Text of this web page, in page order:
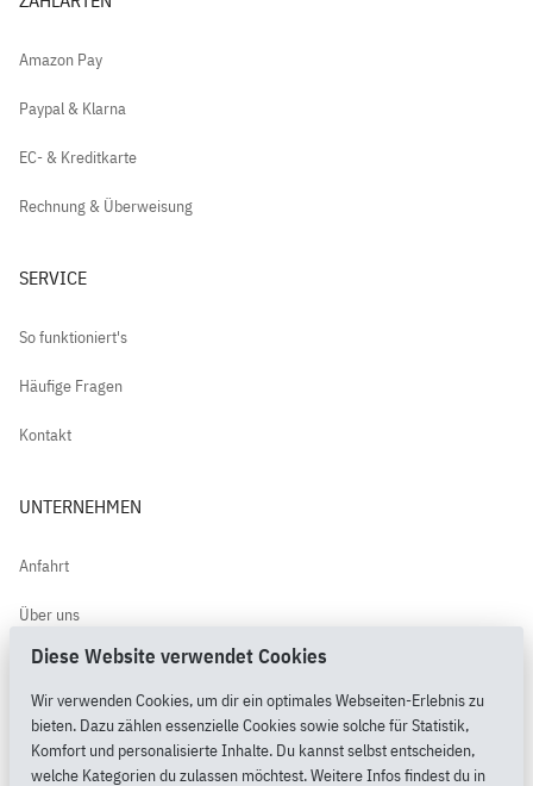
Amazon Pay
Paypal & Klarna
EC- & Kreditkarte
Rechnung & Überweisung
SERVICE
So funktioniert's
Häufige Fragen
Kontakt
UNTERNEHMEN
Anfahrt
Über uns
Kundenbewertungen
PimpMyPony.shop®
Diese Website verwendet Cookies
Wir verwenden Cookies, um dir ein optimales Webseiten-Erlebnis zu
bieten. Dazu zählen essenzielle Cookies sowie solche für Statistik,
Komfort und personalisierte Inhalte. Du kannst selbst entscheiden,
welche Kategorien du zulassen möchtest. Weitere Infos findest du in